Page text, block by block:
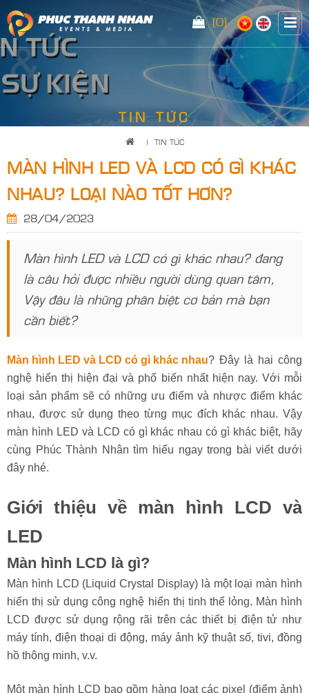
(0)
<
TIN TỨC
| TIN TỨC
MÀN HÌNH LED VÀ LCD CÓ GÌ KHÁC
NHAU? LOẠI NÀO TỐT HƠN?
28/04/2023
Màn hình LED và LCD có gì khác nhau? đang
là câu hỏi được nhiều người dùng quan tâm,
Vậy đâu là những phân biệt cơ bản mà bạn
cần biết?
Màn hình LED và LCD có gì khác nhau? Đây là hai công
nghệ hiển thị hiện đại và phổ biến nhất hiện nay. Với mỗi
loại sản phẩm sẽ có những ưu điểm và nhược điểm khác
nhau, được sử dụng theo từng mục đích khác nhau. Vậy
màn hình LED và LCD có gì khác nhau có gì khác biệt, hãy
cùng Phúc Thành Nhân tìm hiểu ngay trong bài viết dưới
đây nhé.
Giới thiệu về màn hình LCD và
LED
Màn hình LCD là gì?
Màn hình LCD (Liquid Crystal Display) là một loại màn hình
hiển thị sử dụng công nghệ hiển thị tinh thể lỏng. Màn hình
LCD được sử dụng rộng rãi trên các thiết bị điện tử như
máy tính, điện thoại di động, máy ảnh kỹ thuật số, tivi, đồng
hồ thông minh, v.v.
Một màn hình LCD bao gồm hàng loạt các pixel (điểm ảnh)